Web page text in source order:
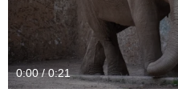
Sklep
Newsletter
Cuda Polski
0:00 / 0:21